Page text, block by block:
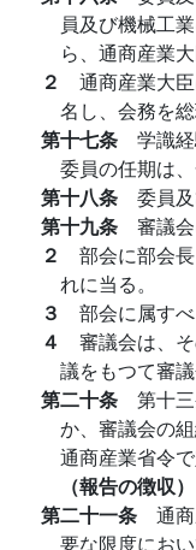
員及び機械工
ら、通商産業
２ 通商産業大
名し、会務を総
第十七条 学識
委員の任期は、
第十八条 委員
第十九条 審議
２ 部会に部会
れに当る。
３ 部会に属す
４ 審議会は、
議をもつて審
第二十条 第十
か、審議会の
通商産業省令で
（報告の徴収）
第二十一条 通
要な限度にお